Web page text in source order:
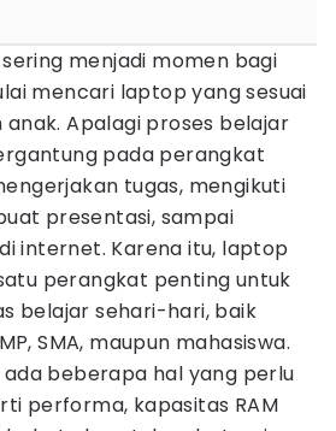
menjadi momen bagi
mencari laptop yang sesuai
Apalagi proses belajar
pada perangkat
tugas, mengikuti
presentasi, sampai
internet. Karena itu, laptop
perangkat penting untuk
belajar sehari-hari, baik
SMA, maupun mahasiswa.
beberapa hal yang perlu
performa, kapasitas RAM